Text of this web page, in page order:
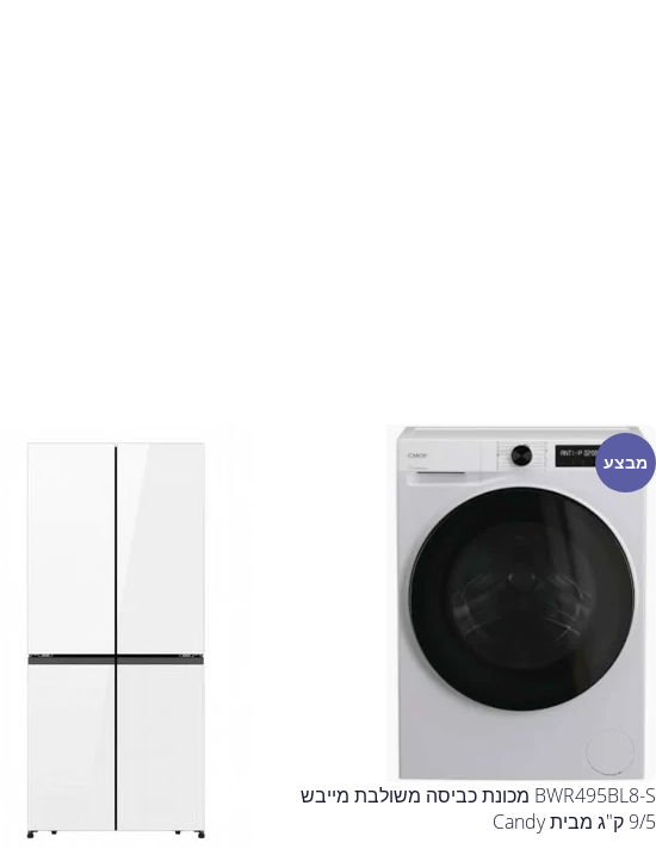
מבצע
BWR495BL8-S מכונת כביסה משולבת מייבש
9/5 ק"ג מבית Candy